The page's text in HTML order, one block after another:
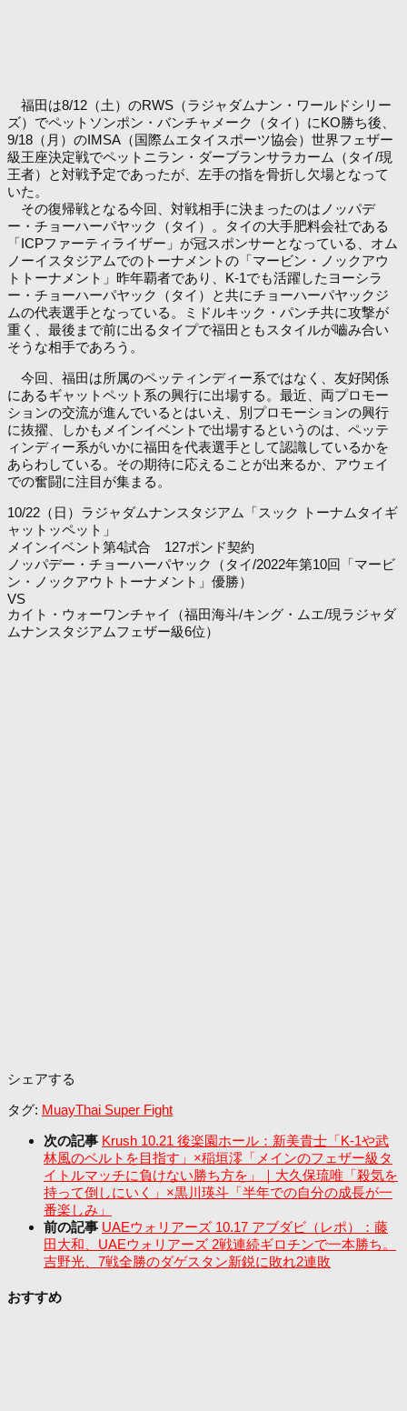
福田は8/12（土）のRWS（ラジャダムナン・ワールドシリー
ズ）でペットソンポン・バンチャメーク（タイ）にKO勝ち後、
9/18（月）のIMSA（国際ムエタイスポーツ協会）世界フェザー
級王座決定戦でペットニラン・ダーブランサラカーム（タイ/現
王者）と対戦予定であったが、左手の指を骨折し欠場となって
いた。
その復帰戦となる今回、対戦相手に決まったのはノッパデ
ー・チョーハーパヤック（タイ）。タイの大手肥料会社である
「ICPファーティライザー」が冠スポンサーとなっている、オム
ノーイスタジアムでのトーナメントの「マービン・ノックアウ
トトーナメント」昨年覇者であり、K-1でも活躍したヨーシラ
ー・チョーハーパヤック（タイ）と共にチョーハーパヤックジ
ムの代表選手となっている。ミドルキック・パンチ共に攻撃が
重く、最後まで前に出るタイプで福田ともスタイルが嚙み合い
そうな相手であろう。
今回、福田は所属のペッティンディー系ではなく、友好関係
にあるギャットペット系の興行に出場する。最近、両プロモー
ションの交流が進んでいるとはいえ、別プロモーションの興行
に抜擢、しかもメインイベントで出場するというのは、ペッテ
ィンディー系がいかに福田を代表選手として認識しているかを
あらわしている。その期待に応えることが出来るか、アウェイ
での奮闘に注目が集まる。
10/22（日）ラジャダムナンスタジアム「スック トーナムタイギ
ャットッペット」
メインイベント第4試合 127ポンド契約
ノッパデー・チョーハーパヤック（タイ/2022年第10回「マービ
ン・ノックアウトトーナメント」優勝）
VS
カイト・ウォーワンチャイ（福田海斗/キング・ムエ/現ラジャダ
ムナンスタジアムフェザー級6位）
シェアする
タグ: MuayThai Super Fight
次の記事 Krush 10.21 後楽園ホール：新美貴士「K-1や武
林風のベルトを目指す」×稲垣澪「メインのフェザー級タ
イトルマッチに負けない勝ち方を」｜大久保琉唯「殺気を
持って倒しにいく」×黒川瑛斗「半年での自分の成長が一
番楽しみ」
前の記事 UAEウォリアーズ 10.17 アブダビ（レポ）：藤
田大和、UAEウォリアーズ 2戦連続ギロチンで一本勝ち。
吉野光、7戦全勝のダゲスタン新鋭に敗れ2連敗
おすすめ